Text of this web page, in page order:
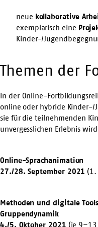
neue kollaborative
exemplarisch eine
Kinder-/
Themen der
In der Online-
online oder hybride Kinder-/
sie für die teilnehmenden
unvergesslichen Erlebnis
Online-Sprachanimation
27./28. September 2021 (1.
Methoden und digitale
Gruppendynamik
4./5. Oktober 2021 (je 9–13